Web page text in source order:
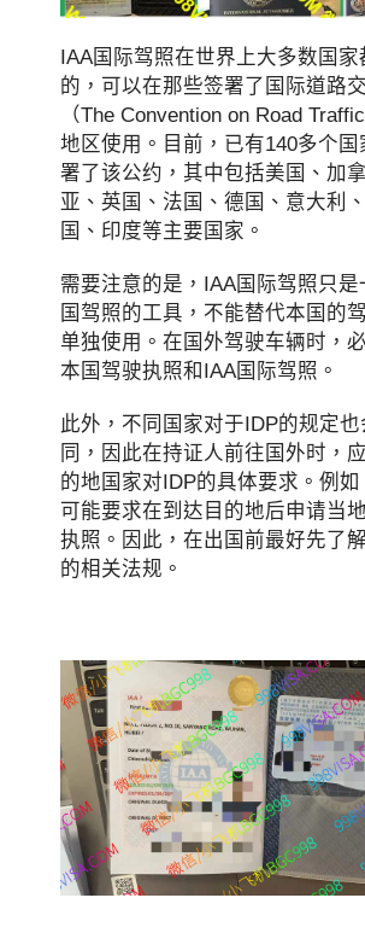
IAA国际驾照在世界上大多数国家
的，可以在那些签署了国际道路
（The Convention on Road
地区使用。目前，已有140多个国
署了该公约，其中包括美国、加
亚、英国、法国、德国、意大利
国、印度等主要国家。
需要注意的是，IAA国际驾照只是
国驾照的工具，不能替代本国的
单独使用。在国外驾驶车辆时，
本国驾驶执照和IAA国际驾照。
此外，不同国家对于IDP的规定也
同，因此在持证人前往国外时，
的地国家对IDP的具体要求。例
可能要求在到达目的地后申请当
执照。因此，在出国前最好先了
的相关法规。